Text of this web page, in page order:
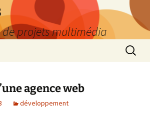
projets multimédia
agence web
développement